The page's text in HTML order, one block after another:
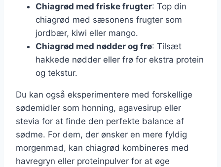
Chiagrød med friske frugter: Top din
chiagrød med sæsonens frugter som
jordbær, kiwi eller mango.
Chiagrød med nødder og frø: Tilsæt
hakkede nødder eller frø for ekstra protein
og tekstur.
Du kan også eksperimentere med forskellige
sødemidler som honning, agavesirup eller
stevia for at finde den perfekte balance af
sødme. For dem, der ønsker en mere fyldig
morgenmad, kan chiagrød kombineres med
havregryn eller proteinpulver for at øge